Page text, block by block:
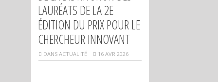
LAURÉATS DE LA 2E
ÉDITION DU PRIX POUR LE
CHERCHEUR INNOVANT
DANS ACTUALITÉ 16 AVR 2026